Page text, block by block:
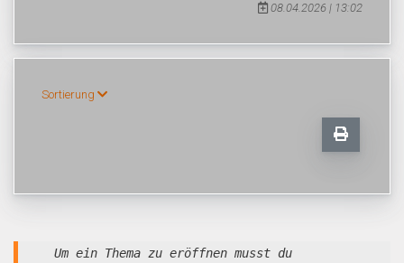
08.04.2026 | 13:02
Sortierung
Um ein Thema zu eröffnen musst du